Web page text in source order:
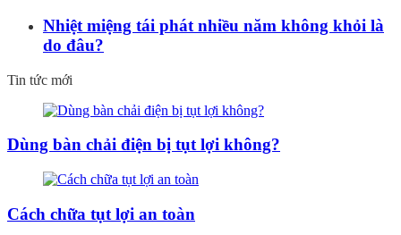
Nhiệt miệng tái phát nhiều năm không khỏi là
do đâu?
Tin tức mới
Dùng bàn chải điện bị tụt lợi không?
Cách chữa tụt lợi an toàn